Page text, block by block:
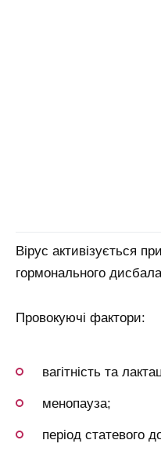
Вірус активізується
гормонального
Провокуючі фактори:
вагітність та
менопауза;
період статевого